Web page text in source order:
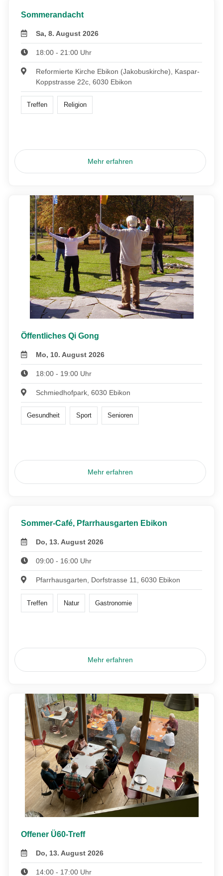
Sommerandacht
Sa, 8. August 2026
18:00 - 21:00 Uhr
Reformierte Kirche Ebikon (Jakobuskirche), Kaspar-
Koppstrasse 22c, 6030 Ebikon
Treffen Religion
Mehr erfahren
Öffentliches Qi Gong
Mo, 10. August 2026
18:00 - 19:00 Uhr
Schmiedhofpark, 6030 Ebikon
Gesundheit Sport Senioren
Mehr erfahren
Sommer-Café, Pfarrhausgarten Ebikon
Do, 13. August 2026
09:00 - 16:00 Uhr
Pfarrhausgarten, Dorfstrasse 11, 6030 Ebikon
Treffen Natur Gastronomie
Mehr erfahren
Offener Ü60-Treff
Do, 13. August 2026
14:00 - 17:00 Uhr